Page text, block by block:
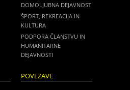
DOMOLJUBNA DEJAVNOST
ŠPORT, REKREACIJA IN
KULTURA
PODPORA ČLANSTVU IN
HUMANITARNE
DEJAVNOSTI
POVEZAVE